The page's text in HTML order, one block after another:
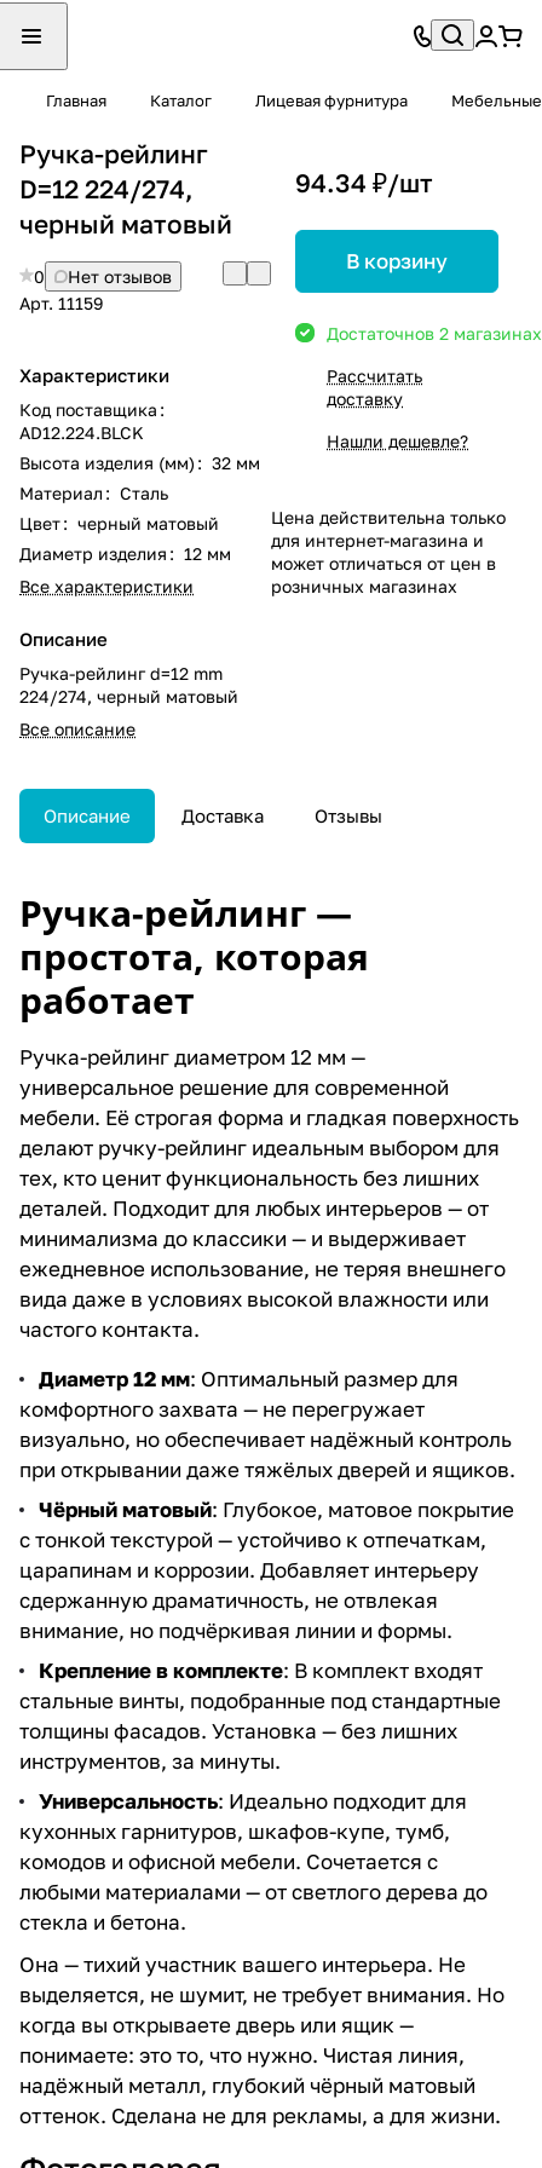
Главная Каталог Лицевая фурнитура
Ручка-рейлинг
D=12 224/274,
черный матовый
0
Нет отзывов
Арт. 11159
Характеристики
Код поставщика :
AD12.224.BLCK
Высота изделия (мм) : 32 мм
Материал : Сталь
Цвет: черный матовый
Диаметр изделия : 12 мм
Все характеристики
Описание
Ручка-рейлинг d=12 mm
224/274, черный матовый
Все описание
94.34 ₽/шт
В корзину
Достаточнов 2 магазинах
Рассчитать
доставку
Нашли дешевле?
Цена действительна только
для интернет-магазина и
может отличаться от цен в
розничных магазинах
Описание Доставка Отзывы
Ручка-рейлинг —
простота, которая
работает
Ручка-рейлинг диаметром 12 мм —
универсальное решение для современной
мебели. Её строгая форма и гладкая поверхность
делают ручку-рейлинг идеальным выбором для
тех, кто ценит функциональность без лишних
деталей. Подходит для любых интерьеров — от
минимализма до классики — и выдерживает
ежедневное использование, не теряя внешнего
вида даже в условиях высокой влажности или
частого контакта.
Диаметр 12 мм: Оптимальный размер для
комфортного захвата — не перегружает
визуально, но обеспечивает надёжный контроль
при открывании даже тяжёлых дверей и ящиков.
Чёрный матовый: Глубокое, матовое покрытие
с тонкой текстурой — устойчиво к отпечаткам,
царапинам и коррозии. Добавляет интерьеру
сдержанную драматичность, не отвлекая
внимание, но подчёркивая линии и формы.
Крепление в комплекте: В комплект входят
стальные винты, подобранные под стандартные
толщины фасадов. Установка — без лишних
инструментов, за минуты.
Универсальность: Идеально подходит для
кухонных гарнитуров, шкафов-купе, тумб,
комодов и офисной мебели. Сочетается с
любыми материалами — от светлого дерева до
стекла и бетона.
Она — тихий участник вашего интерьера. Не
выделяется, не шумит, не требует внимания. Но
когда вы открываете дверь или ящик —
понимаете: это то, что нужно. Чистая линия,
надёжный металл, глубокий чёрный матовый
оттенок. Сделана не для рекламы, а для жизни.